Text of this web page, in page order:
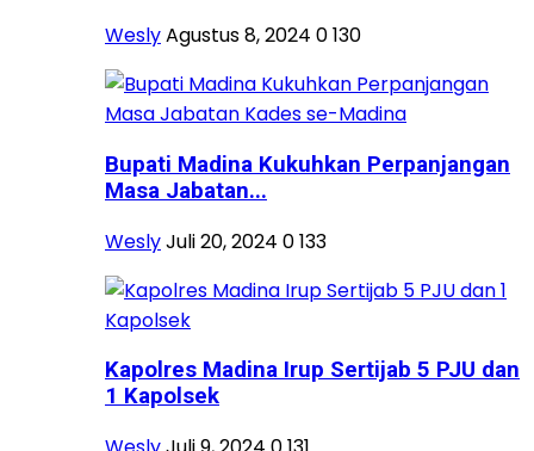
WeslyAgustus 8, 2024 0130
Bupati Madina Kukuhkan Perpanjangan
Masa Jabatan...
WeslyJuli 20, 2024 0133
Kapolres Madina Irup Sertijab 5 PJU dan
1 Kapolsek